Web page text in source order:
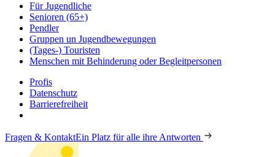
Für Jugendliche
Senioren (65+)
Pendler
Gruppen un Jugendbewegungen
(Tages-) Touristen
Menschen mit Behinderung oder Begleitpersonen
Profis
Datenschutz
Barrierefreiheit
Fragen & KontaktEin Platz für alle ihre Antworten